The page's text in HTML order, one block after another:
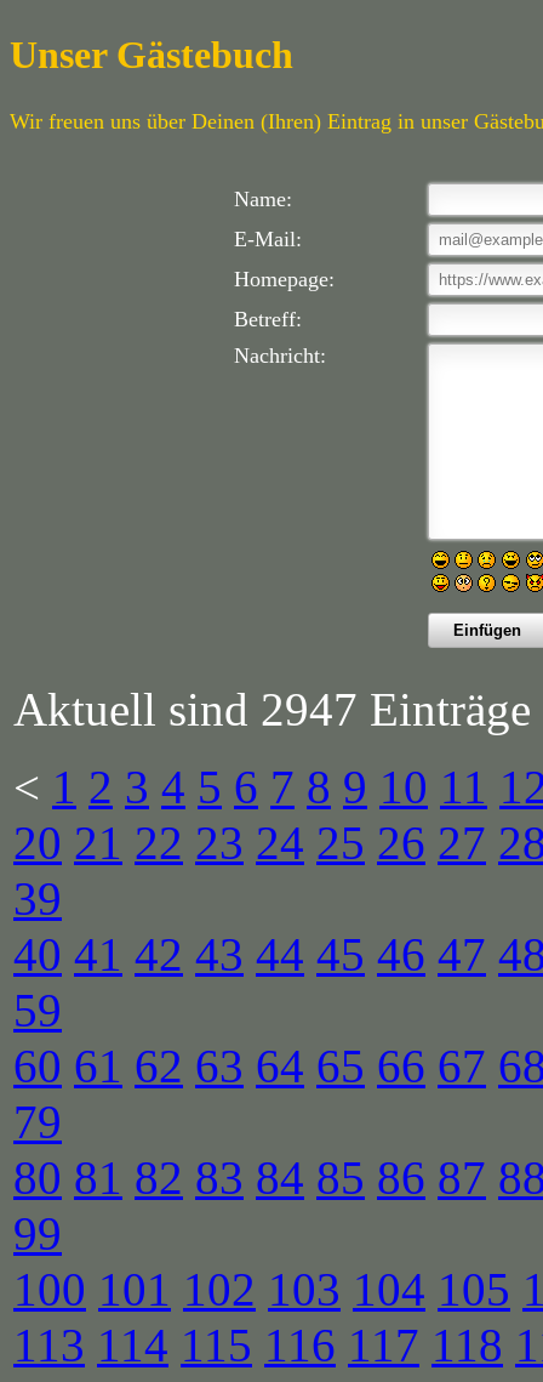
Unser Gästebuch
Wir freuen uns über Deinen (Ihren) Eintrag in unser
Name:
E-Mail:
Homepage:
Betreff:
Nachricht:
Aktuell sind 2947 Einträge
< 1 2 3 4 5 6 7 8 9 10 11
20 21 22 23 24 25 26 27
39
40 41 42 43 44 45 46 47
59
60 61 62 63 64 65 66 67
79
80 81 82 83 84 85 86 87
99
100 101 102 103 104 105
113 114 115 116 117 118